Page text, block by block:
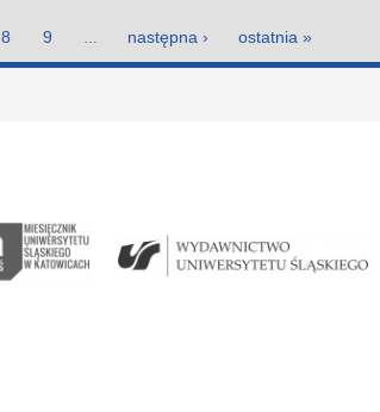
8 9 następna › ostatnia »